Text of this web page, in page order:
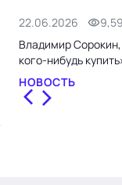
22.06.2026
Владимир
кого-нибудь
НОВОСТЬ